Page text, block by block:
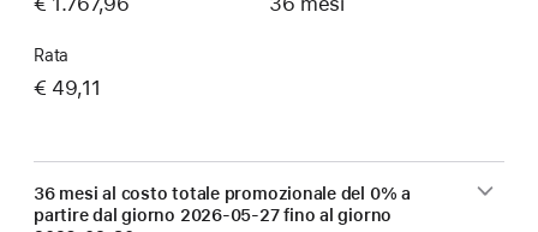
Rata
€ 49,11
36 mesi al costo totale promozionale del 0% a
partire dal giorno 2026-05-27fino al giorno